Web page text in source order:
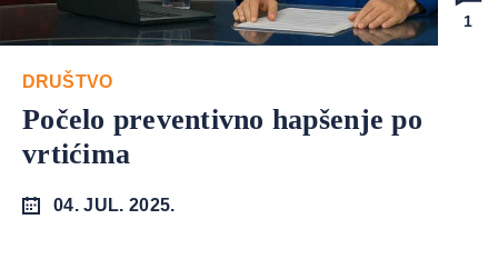
1
DRUŠTVO
Počelo preventivno hapšenje po
vrtićima
04. JUL. 2025.